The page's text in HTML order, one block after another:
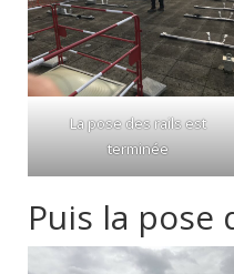
La pose des rails est
terminée
Puis la pose